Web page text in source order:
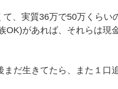
て、実質36万で50万くらい
OK)があれば、それらは現
まだ生きてたら、また１口